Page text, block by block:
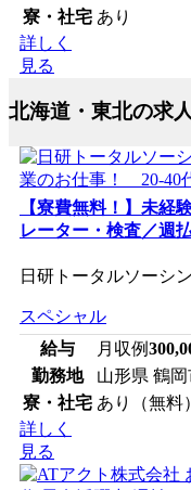
寮・社宅 あり
詳しく
見る
北海道・東北の求
【寮費無料！】未経
レーター・検査／週
日研トータルソーシ
スペシャル
給与
月収例
勤務地
山形県 鶴
寮・社宅 あり（無料）
詳しく
見る